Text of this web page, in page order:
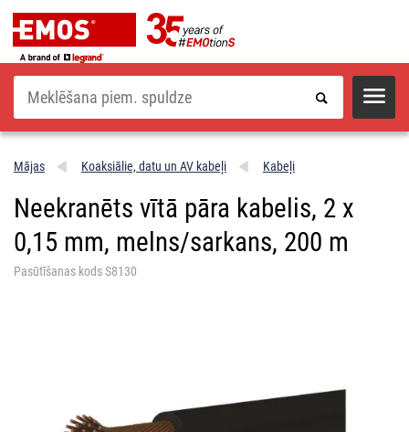
Meklēšana
Mājas Koaksiālie, datu un AV kabeļi Kabeļi
Neekranēts vītā pāra kabelis, 2 x
0,15 mm, melns/sarkans, 200 m
Pasūtīšanas kods S8130